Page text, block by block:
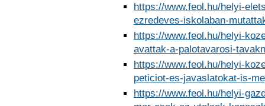
https://www.feol.hu/helyi-
ezredeves-iskolaban-
https://www.feol.hu/helyi-
avattak-a-palotavarosi-
https://www.feol.hu/helyi-
peticiot-es-javaslatokat-is-
https://www.feol.hu/helyi-